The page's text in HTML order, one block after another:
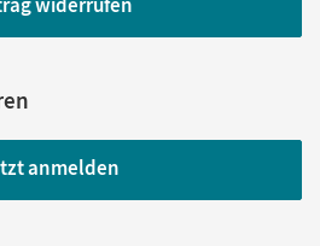
widerrufen
anmelden